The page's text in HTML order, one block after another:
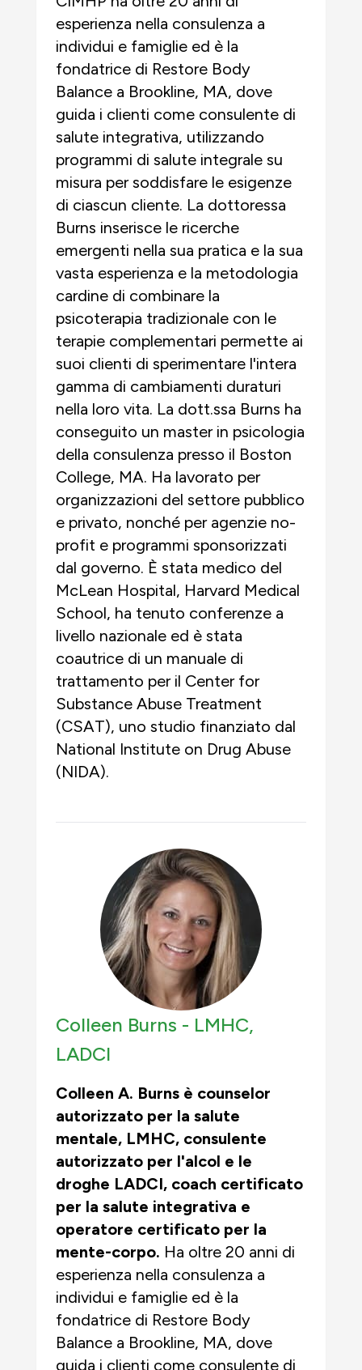
esperienza nella consulenza a
individui e famiglie ed è la
fondatrice di Restore Body
Balance a Brookline, MA, dove
guida i clienti come consulente di
salute integrativa, utilizzando
programmi di salute integrale su
misura per soddisfare le esigenze
di ciascun cliente. La dottoressa
Burns inserisce le ricerche
emergenti nella sua pratica e la sua
vasta esperienza e la metodologia
cardine di combinare la
psicoterapia tradizionale con le
terapie complementari permette ai
suoi clienti di sperimentare l'intera
gamma di cambiamenti duraturi
nella loro vita. La dott.ssa Burns ha
conseguito un master in psicologia
della consulenza presso il Boston
College, MA. Ha lavorato per
organizzazioni del settore pubblico
e privato, nonché per agenzie no-
profit e programmi sponsorizzati
dal governo. È stata medico del
McLean Hospital, Harvard Medical
School, ha tenuto conferenze a
livello nazionale ed è stata
coautrice di un manuale di
trattamento per il Center for
Substance Abuse Treatment
(CSAT), uno studio finanziato dal
National Institute on Drug Abuse
(NIDA).
Colleen Burns - LMHC,
LADCI
Colleen A. Burns è counselor
autorizzato per la salute
mentale, LMHC, consulente
autorizzato per l'alcol e le
droghe LADCI, coach certificato
per la salute integrativa e
operatore certificato per la
mente-corpo. Ha oltre 20 anni di
esperienza nella consulenza a
individui e famiglie ed è la
fondatrice di Restore Body
Balance a Brookline, MA, dove
guida i clienti come consulente di